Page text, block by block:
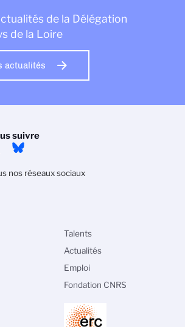
de la Délégation
de la Loire
actualités
suivre
nos réseaux sociaux
Talents
Actualités
Emploi
Fondation CNRS